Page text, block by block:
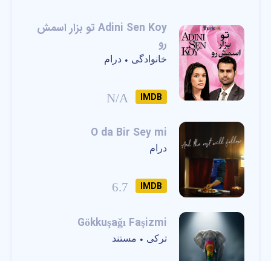
Adini Sen Koy تو بزار اسمش
رو
خانوادگی • درام
IMDB
N/A
O da Bir Sey mi
درام
IMDB
6.7
Gökkuşağı Faşizmi
ترکی • مستند